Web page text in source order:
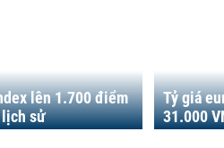
lên 1.700 điểm
sử
Tỷ giá
31.000